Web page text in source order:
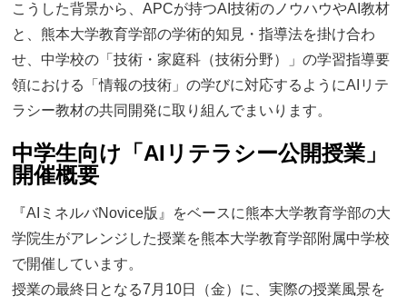
こうした背景から、APCが持つAI技術のノウハウやAI教材
と、熊本大学教育学部の学術的知見・指導法を掛け合わ
せ、中学校の「技術・家庭科（技術分野）」の学習指導要
領における「情報の技術」の学びに対応するようにAIリテ
ラシー教材の共同開発に取り組んでまいります。
中学生向け「AIリテラシー公開授業」
開催概要
『AIミネルバNovice版』をベースに熊本大学教育学部の大
学院生がアレンジした授業を熊本大学教育学部附属中学校
で開催しています。
授業の最終日となる7月10日（金）に、実際の授業風景を